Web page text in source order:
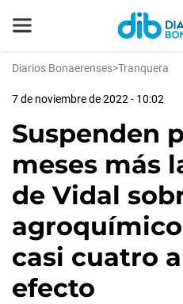
Diarios Bonaerenses>Tranquera
7 de noviembre de 2022 - 10:02
Suspenden
meses más
de Vidal
casi cuatro
efecto